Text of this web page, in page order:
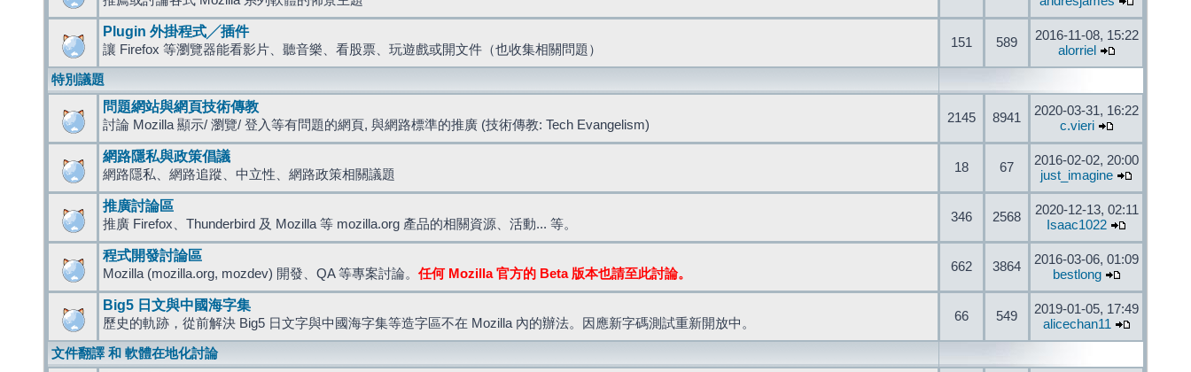
Plugin 外掛程式╱插件
讓 Firefox 等瀏覽器能看影片、聽音樂、看股票、玩遊戲或開文件（也收集相關問題） 151 589
2016-11-08, 15:22
alorriel
特別議題
問題網站與網頁技術傳教
討論 Mozilla 顯示/ 瀏覽/ 登入等有問題的網頁, 與網路標準的推廣 (技術傳教: Tech Evangelism) 2145 8941
2020-03-31, 16:22
c.vieri
網路隱私與政策倡議
網路隱私、網路追蹤、中立性、網路政策相關議題 18 67
2016-02-02, 20:00
just_imagine
推廣討論區
推廣 Firefox、Thunderbird 及 Mozilla 等 mozilla.org 產品的相關資源、活動... 等。 346 2568
2020-12-13, 02:11
Isaac1022
程式開發討論區
Mozilla (mozilla.org, mozdev) 開發、QA 等專案討論。 任何 Mozilla 官方的 Beta 版本也請至此討論。 662 3864
2016-03-06, 01:09
bestlong
Big5 日文與中國海字集
歷史的軌跡，從前解決 Big5 日文字與中國海字集等造字區不在 Mozilla 內的辦法。因應新字碼測試重新開放中。 66 549
2019-01-05, 17:49
alicechan11
文件翻譯 和 軟體在地化討論